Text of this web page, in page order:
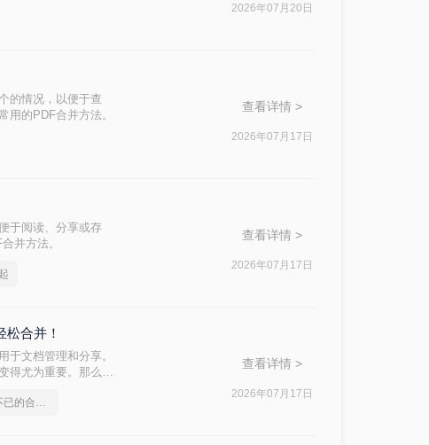
2026年07月20日
的情况，以便于查
用的PDF合并方法。
查看详情 >
2026年07月17日
于阅读、分享或存
并方法。
查看详情 >
2026年07月17日
合并！
文档管理和分享。
得尤为重要。那么如
分享一个让你惊叹不已的合并pdf方法
查看详情 >
2026年07月17日